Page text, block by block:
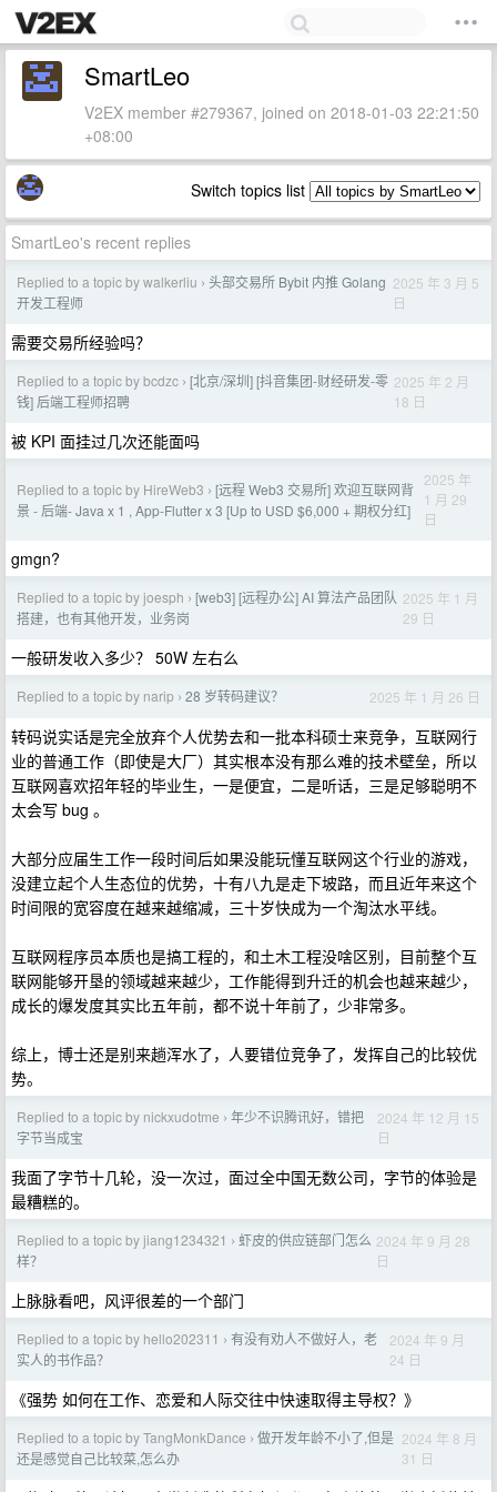
SmartLeo
V2EX member #279367, joined on 2018-01-03 22:21:50
+08:00
Switch topics list
SmartLeo's recent replies
Replied to a topic by walkerliu › 头部交易所 Bybit 内推 Golang
开发工程师
2025 年 3 月 5
日
需要交易所经验吗？
Replied to a topic by bcdzc › [北京/深圳] [抖音集团-财经研发-零
钱] 后端工程师招聘
2025 年 2 月
18 日
被 KPI 面挂过几次还能面吗
Replied to a topic by HireWeb3 › [远程 Web3 交易所] 欢迎互联网背
景 - 后端- Java x 1 , App-Flutter x 3 [Up to USD $6,000 + 期权分红]
2025 年
1 月 29
日
gmgn?
Replied to a topic by joesph › [web3] [远程办公] AI 算法产品团队
搭建，也有其他开发，业务岗
2025 年 1 月
29 日
一般研发收入多少？ 50W 左右么
Replied to a topic by narip › 28 岁转码建议？ 2025 年 1 月 26 日
转码说实话是完全放弃个人优势去和一批本科硕士来竞争，互联网行
业的普通工作（即使是大厂）其实根本没有那么难的技术壁垒，所以
互联网喜欢招年轻的毕业生，一是便宜，二是听话，三是足够聪明不
太会写 bug 。
大部分应届生工作一段时间后如果没能玩懂互联网这个行业的游戏，
没建立起个人生态位的优势，十有八九是走下坡路，而且近年来这个
时间限的宽容度在越来越缩减，三十岁快成为一个淘汰水平线。
互联网程序员本质也是搞工程的，和土木工程没啥区别，目前整个互
联网能够开垦的领域越来越少，工作能得到升迁的机会也越来越少，
成长的爆发度其实比五年前，都不说十年前了，少非常多。
综上，博士还是别来趟浑水了，人要错位竞争了，发挥自己的比较优
势。
Replied to a topic by nickxudotme › 年少不识腾讯好，错把
字节当成宝
2024 年 12 月 15
日
我面了字节十几轮，没一次过，面过全中国无数公司，字节的体验是
最糟糕的。
Replied to a topic by jiang1234321 › 虾皮的供应链部门怎么
样？
2024 年 9 月 28
日
上脉脉看吧，风评很差的一个部门
Replied to a topic by hello202311 › 有没有劝人不做好人，老
实人的书作品？
2024 年 9 月
24 日
《强势 如何在工作、恋爱和人际交往中快速取得主导权？》
Replied to a topic by TangMonkDance › 做开发年龄不小了,但是
还是感觉自己比较菜,怎么办
2024 年 8 月
31 日